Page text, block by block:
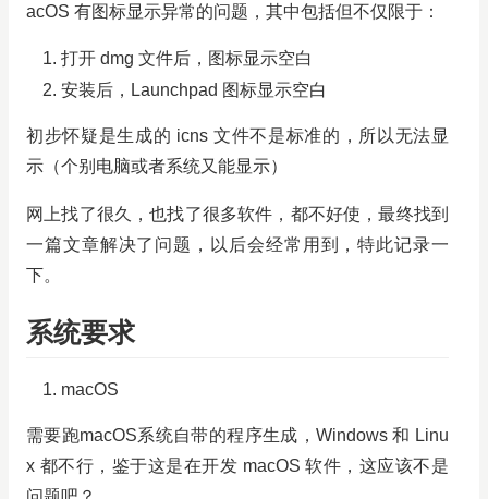
acOS 有图标显示异常的问题，其中包括但不仅限于：
打开 dmg 文件后，图标显示空白
安装后，Launchpad 图标显示空白
初步怀疑是生成的 icns 文件不是标准的，所以无法显
示（个别电脑或者系统又能显示）
网上找了很久，也找了很多软件，都不好使，最终找到
一篇文章解决了问题，以后会经常用到，特此记录一
下。
系统要求
macOS
需要跑macOS系统自带的程序生成，Windows 和 Linu
x 都不行，鉴于这是在开发 macOS 软件，这应该不是